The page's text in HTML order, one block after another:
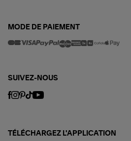
MODE DE PAIEMENT
SUIVEZ-NOUS
TÉLÉCHARGEZ L'APPLICATION